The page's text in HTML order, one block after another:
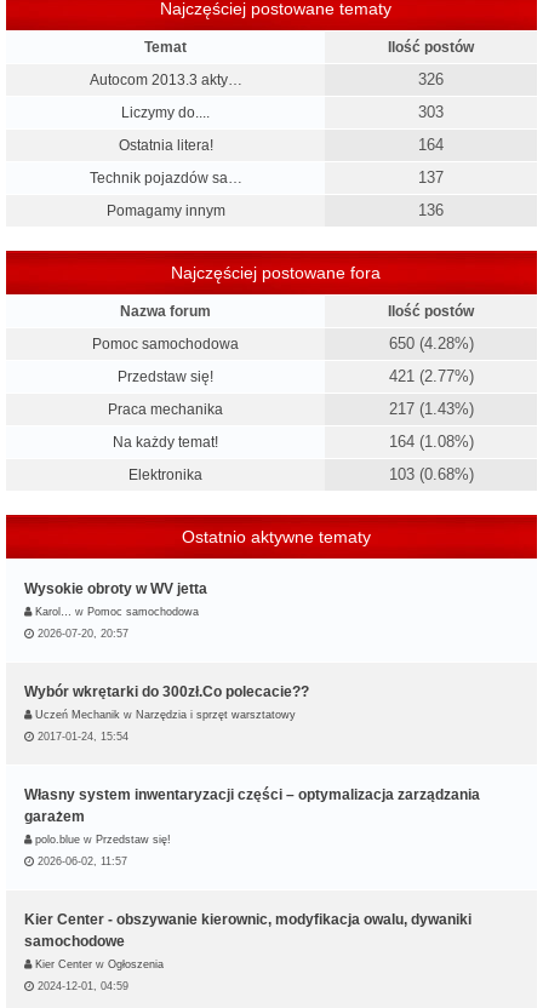
Najczęściej postowane tematy
Temat
Ilość postów
Autocom 2013.3 akty…
326
Liczymy do.... 303
Ostatnia litera! 164
Technik pojazdów sa… 137
Pomagamy innym 136
Najczęściej postowane fora
Nazwa forum
Ilość postów
Pomoc samochodowa
650 (4.28%)
Przedstaw się! 421 (2.77%)
Praca mechanika 217 (1.43%)
Na każdy temat! 164 (1.08%)
Elektronika 103 (0.68%)
Ostatnio aktywne tematy
Wysokie obroty w WV jetta
Karol… w Pomoc samochodowa
2026-07-20, 20:57
Wybór wkrętarki do 300zł.Co polecacie??
Uczeń Mechanik w Narzędzia i sprzęt warsztatowy
2017-01-24, 15:54
Własny system inwentaryzacji części – optymalizacja zarządzania
garażem
polo.blue w Przedstaw się!
2026-06-02, 11:57
Kier Center - obszywanie kierownic, modyfikacja owalu, dywaniki
samochodowe
Kier Center w Ogłoszenia
2024-12-01, 04:59